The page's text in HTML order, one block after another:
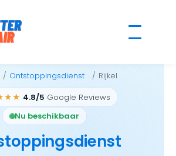
Ontstoppingsdienst Rijkel
4.8/5 Google Reviews
Nu beschikbaar